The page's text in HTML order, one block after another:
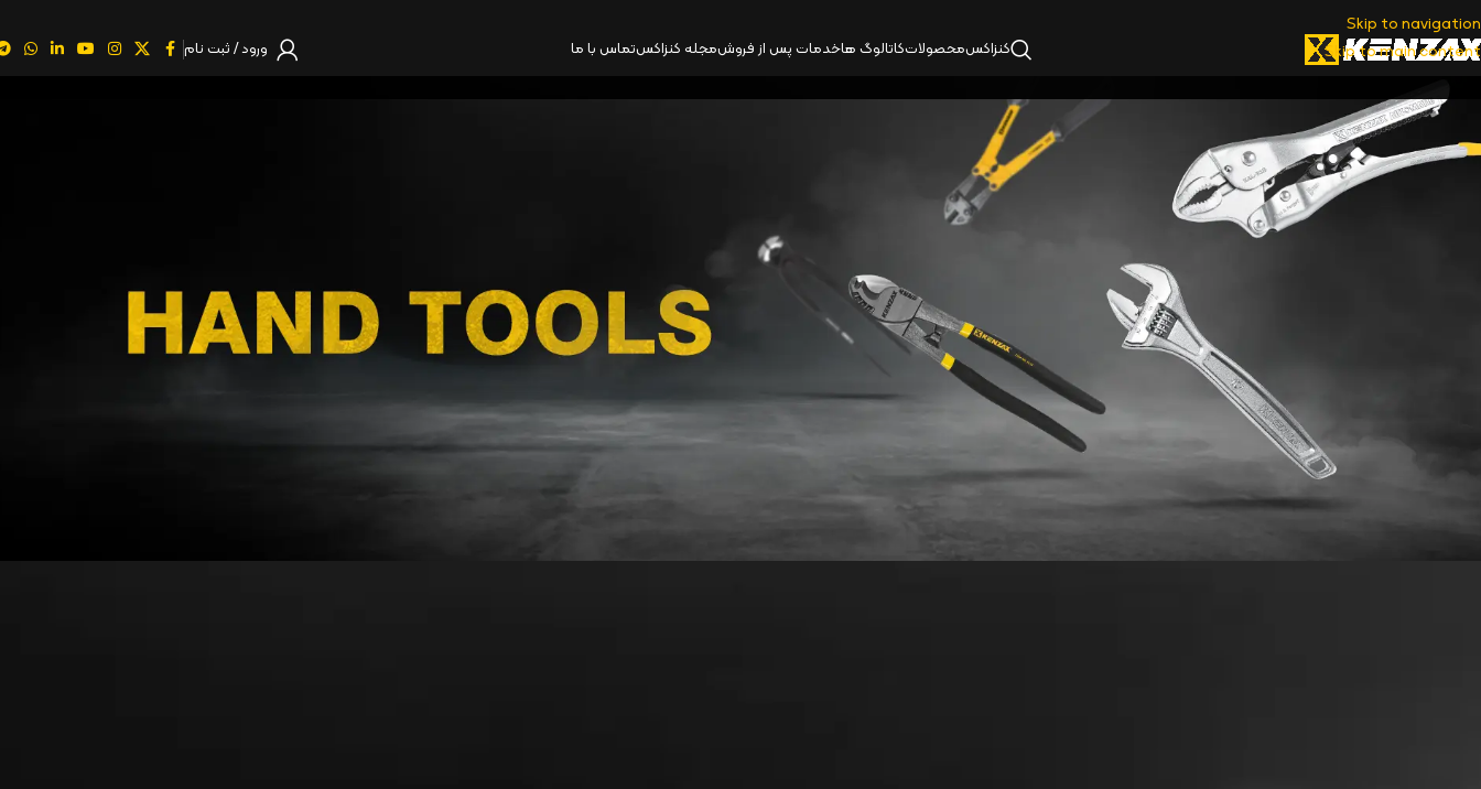
Skip to navigation
Skip to main content
کنزاکسمحصولاتکاتالوگ‌ هاخدمات پس از فروشمجله کنزاکستماس با ما ورود / ثبت نام